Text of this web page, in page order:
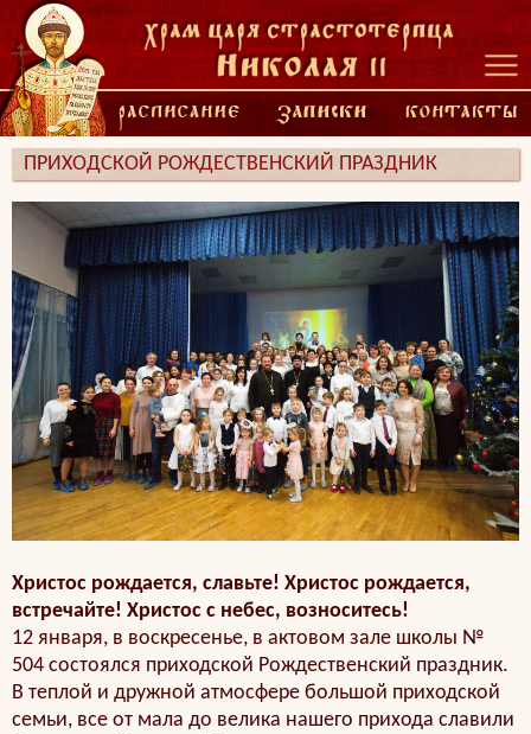
ПРИХОДСКОЙ РОЖДЕСТВЕНСКИЙ ПРАЗДНИК
Христос рождается, славьте! Христос рождается,
встречайте! Христос с небес, возноситесь!
12 января, в воскресенье, в актовом зале школы №
504 состоялся приходской Рождественский праздник.
В теплой и дружной атмосфере большой приходской
семьи, все от мала до велика нашего прихода славили